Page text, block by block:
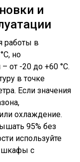
и
работы в
но
от -20 до +60 °C.
в точке
Если значения
охлаждение.
95% без
используйте
шкафы с